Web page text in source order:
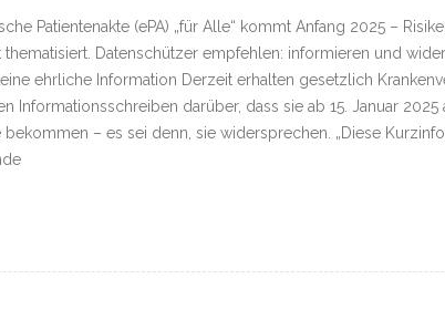
Patientenakte (ePA) „für Alle“ kommt Anfang 2025 –
Datenschützer empfehlen: informieren und
ehrliche Information Derzeit erhalten gesetzlich
Informationsschreiben darüber, dass sie ab 15. Januar
bekommen – es sei denn, sie widersprechen. „Diese